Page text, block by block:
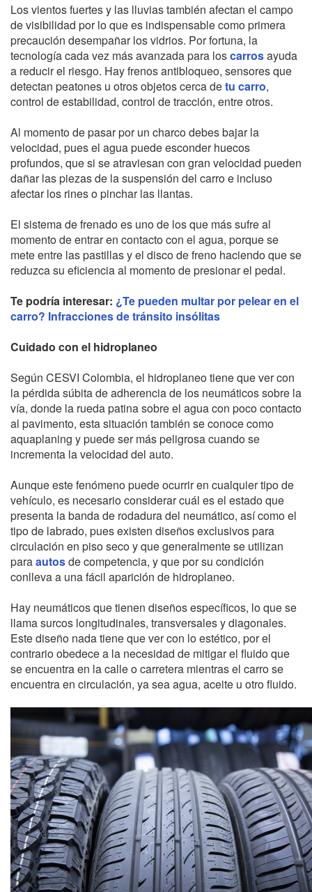
Los vientos fuertes y las lluvias también afectan el campo
de visibilidad por lo que es indispensable como primera
precaución desempañar los vidrios. Por fortuna, la
tecnología cada vez más avanzada para loscarrosayuda
a reducir el riesgo. Hay frenos antibloqueo, sensores que
detectan peatones u otros objetos cerca detu carro,
control de estabilidad, control de tracción, entre otros.
Al momento de pasar por un charco debes bajar la
velocidad, pues el agua puede esconder huecos
profundos, que si se atraviesan con gran velocidad pueden
dañar las piezas de la suspensión del carro e incluso
afectar los rines o pinchar las llantas.
El sistema de frenado es uno de los que más sufre al
momento de entrar en contacto con el agua, porque se
mete entre las pastillas y el disco de freno haciendo que se
reduzca su eficiencia al momento de presionar el pedal.
Te podría interesar: ¿Te pueden multar por pelear en el
carro? Infracciones de tránsito insólitas
Cuidado con el hidroplaneo
Según CESVI Colombia, el hidroplaneo tiene que ver con
la pérdida súbita de adherencia de los neumáticos sobre la
vía, donde la rueda patina sobre el agua con poco contacto
al pavimento, esta situación también se conoce como
aquaplaning y puede ser más peligrosa cuando se
incrementa la velocidad del auto.
Aunque este fenómeno puede ocurrir en cualquier tipo de
vehículo, es necesario considerar cuál es el estado que
presenta la banda de rodadura del neumático, así como el
tipo de labrado, pues existen diseños exclusivos para
circulación en piso seco y que generalmente se utilizan
paraautosde competencia, y que por su condición
conlleva a una fácil aparición de hidroplaneo.
Hay neumáticos que tienen diseños específicos, lo que se
llama surcos longitudinales, transversales y diagonales.
Este diseño nada tiene que ver con lo estético, por el
contrario obedece a la necesidad de mitigar el fluido que
se encuentra en la calle o carretera mientras el carro se
encuentra en circulación, ya sea agua, aceite u otro fluido.